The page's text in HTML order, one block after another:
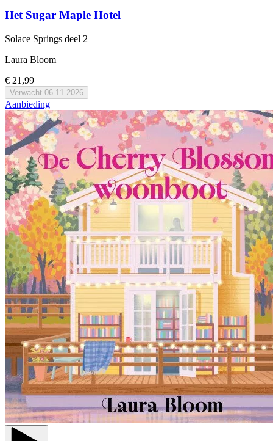
Het Sugar Maple Hotel
Solace Springs deel 2
Laura Bloom
€ 21,99
Verwacht 06-11-2026
Aanbieding